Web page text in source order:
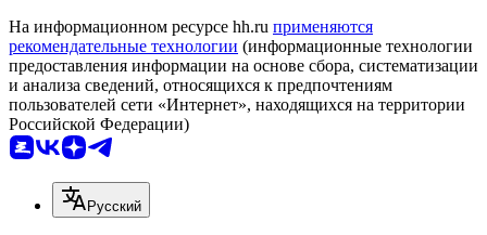
На информационном ресурсе hh.ru применяются
рекомендательные технологии (информационные технологии
предоставления информации на основе сбора, систематизации
и анализа сведений, относящихся к предпочтениям
пользователей сети «Интернет», находящихся на территории
Российской Федерации)
Русский